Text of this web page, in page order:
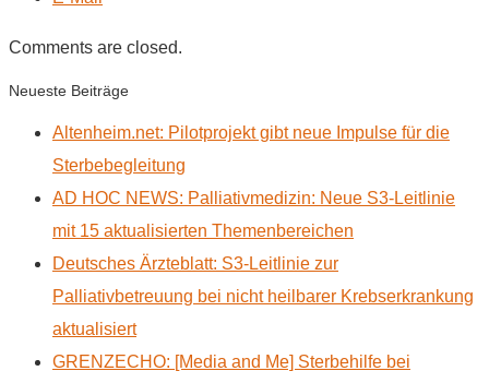
Comments are closed.
Neueste Beiträge
Altenheim.net: Pilotprojekt gibt neue Impulse für die
Sterbebegleitung
AD HOC NEWS: Palliativmedizin: Neue S3-Leitlinie
mit 15 aktualisierten Themenbereichen
Deutsches Ärzteblatt: S3-Leitlinie zur
Palliativbetreuung bei nicht heilbarer Krebserkrankung
aktualisiert
GRENZECHO: [Media and Me] Sterbehilfe bei